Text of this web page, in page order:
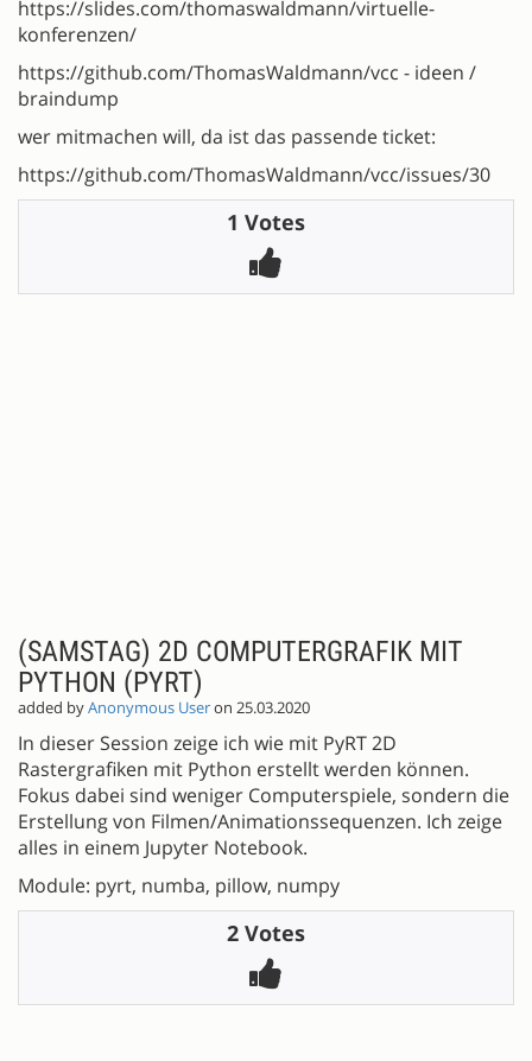
https://slides.com/thomaswaldmann/virtuelle-
konferenzen/
https://github.com/ThomasWaldmann/vcc - ideen /
braindump
wer mitmachen will, da ist das passende ticket:
https://github.com/ThomasWaldmann/vcc/issues/30
1 Votes
(SAMSTAG) 2D COMPUTERGRAFIK MIT
PYTHON (PYRT)
added byAnonymous Useron 25.03.2020
In dieser Session zeige ich wie mit PyRT 2D
Rastergrafiken mit Python erstellt werden können.
Fokus dabei sind weniger Computerspiele, sondern die
Erstellung von Filmen/Animationssequenzen. Ich zeige
alles in einem Jupyter Notebook.
Module: pyrt, numba, pillow, numpy
2 Votes